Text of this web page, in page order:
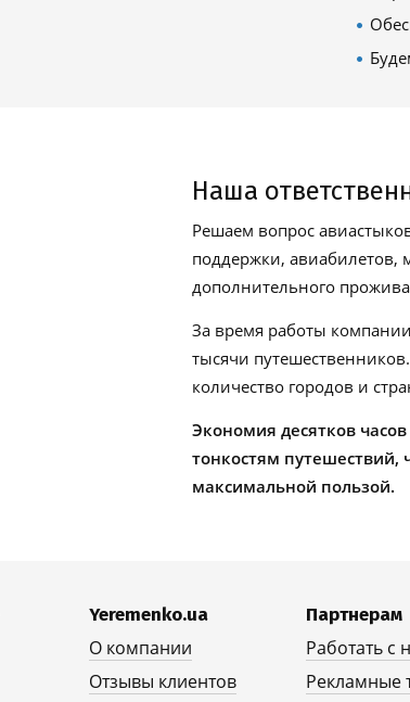
Наша
Решаем вопрос
поддержки, авиабилетов,
дополнительного
За время работы
тысячи
количество городов и
Экономия десятков
тонкостям
максимальной пользой.
Yeremenko.ua
О компании
Отзывы клиентов
Партнерам
Работать с
Рекламные